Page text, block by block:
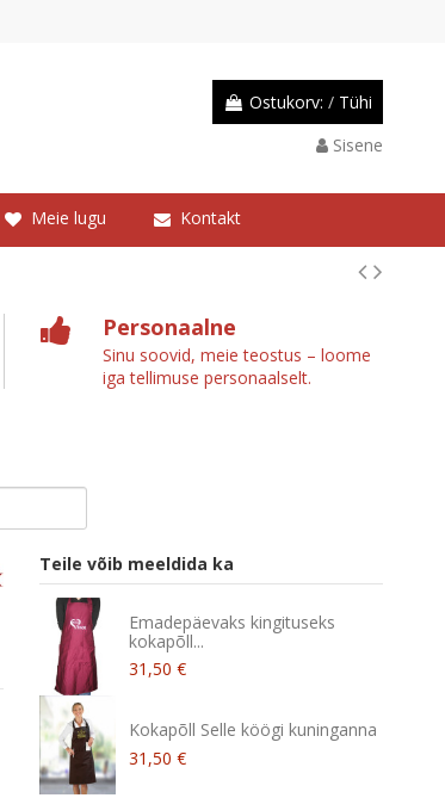
Ostukorv: / Tühi
Sisene
Meie lugu Kontakt
Personaalne
Sinu soovid, meie teostus – loome
iga tellimuse personaalselt.
Teile võib meeldida ka
Emadepäevaks kingituseks
kokapõll...
31,50 €
Kokapõll Selle köögi kuninganna
31,50 €